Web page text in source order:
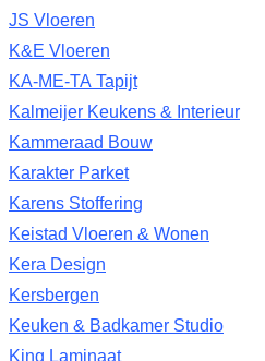
JS Vloeren
K&E Vloeren
KA-ME-TA Tapijt
Kalmeijer Keukens & Interieur
Kammeraad Bouw
Karakter Parket
Karens Stoffering
Keistad Vloeren & Wonen
Kera Design
Kersbergen
Keuken & Badkamer Studio
King Laminaat